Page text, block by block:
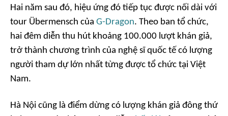
Hai năm sau đó, hiệu ứng đó tiếp tục được nối dài với
tour Übermensch của G-Dragon. Theo ban tổ chức,
hai đêm diễn thu hút khoảng 100.000 lượt khán giả,
trở thành chương trình của nghệ sĩ quốc tế có lượng
người tham dự lớn nhất từng được tổ chức tại Việt
Nam.
Hà Nội cũng là điểm dừng có lượng khán giả đông thứ